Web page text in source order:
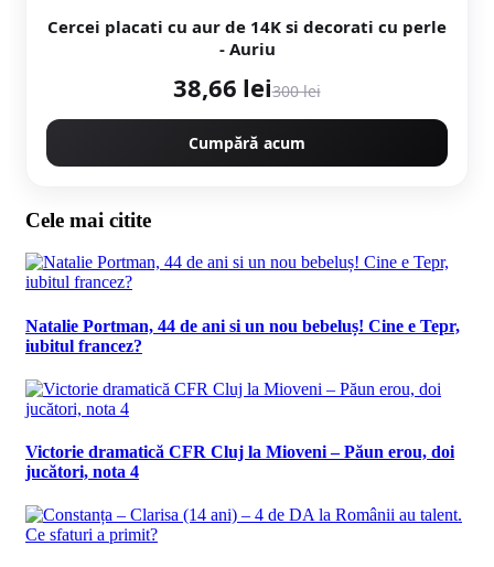
Cercei placati cu aur de 14K si decorati cu perle
- Auriu
38,66 lei300 lei
Cumpără acum
Cele mai citite
Natalie Portman, 44 de ani si un nou bebeluș! Cine e Tepr,
iubitul francez?
Victorie dramatică CFR Cluj la Mioveni – Păun erou, doi
jucători, nota 4